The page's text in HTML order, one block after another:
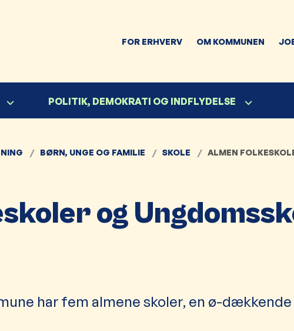
FOR ERHVERV OM KOMMUNEN
POLITIK, DEMOKRATI OG INDFLYDELSE
BØRN, UNGE OG FAMILIE SKOLE ALMEN
og
har fem almene skoler, en ø-dækkende